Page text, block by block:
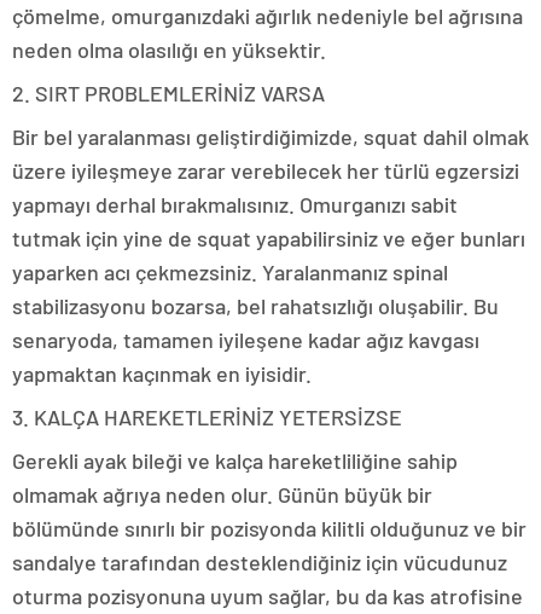
çömelme, omurganızdaki ağırlık nedeniyle bel ağrısına
neden olma olasılığı en yüksektir.
2. SIRT PROBLEMLERİNİZ VARSA
Bir bel yaralanması geliştirdiğimizde, squat dahil olmak
üzere iyileşmeye zarar verebilecek her türlü egzersizi
yapmayı derhal bırakmalısınız. Omurganızı sabit
tutmak için yine de squat yapabilirsiniz ve eğer bunları
yaparken acı çekmezsiniz. Yaralanmanız spinal
stabilizasyonu bozarsa, bel rahatsızlığı oluşabilir. Bu
senaryoda, tamamen iyileşene kadar ağız kavgası
yapmaktan kaçınmak en iyisidir.
3. KALÇA HAREKETLERİNİZ YETERSİZSE
Gerekli ayak bileği ve kalça hareketliliğine sahip
olmamak ağrıya neden olur. Günün büyük bir
bölümünde sınırlı bir pozisyonda kilitli olduğunuz ve bir
sandalye tarafından desteklendiğiniz için vücudunuz
oturma pozisyonuna uyum sağlar, bu da kas atrofisine